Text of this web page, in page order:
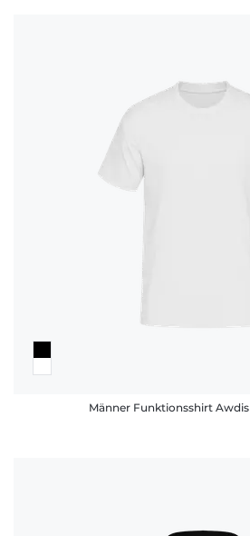
Männer Funktionsshirt Awdis